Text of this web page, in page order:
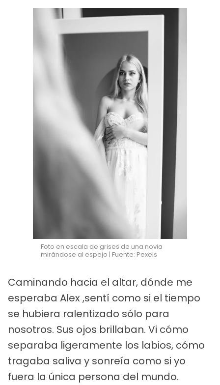
Foto en escala de grises de una novia
mirándose al espejo | Fuente: Pexels
Caminando hacia el altar, dónde me
esperaba Alex ,sentí como si el tiempo
se hubiera ralentizado sólo para
nosotros. Sus ojos brillaban. Vi cómo
separaba ligeramente los labios, cómo
tragaba saliva y sonreía como si yo
fuera la única persona del mundo.